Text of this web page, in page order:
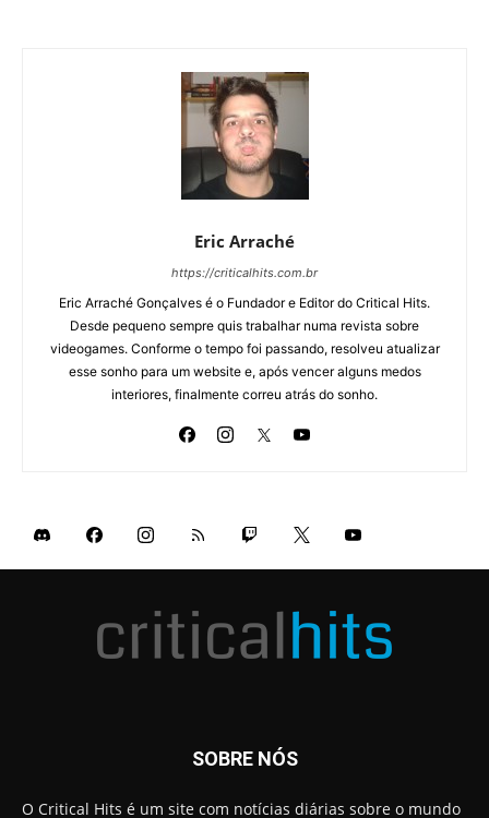
Eric Arraché
https://criticalhits.com.br
Eric Arraché Gonçalves é o Fundador e Editor do Critical Hits.
Desde pequeno sempre quis trabalhar numa revista sobre
videogames. Conforme o tempo foi passando, resolveu atualizar
esse sonho para um website e, após vencer alguns medos
interiores, finalmente correu atrás do sonho.
SOBRE NÓS
O Critical Hits é um site com notícias diárias sobre o mundo